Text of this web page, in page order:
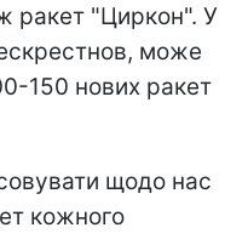
ракет "Циркон". У
може
150 нових ракет
щодо нас
кожного